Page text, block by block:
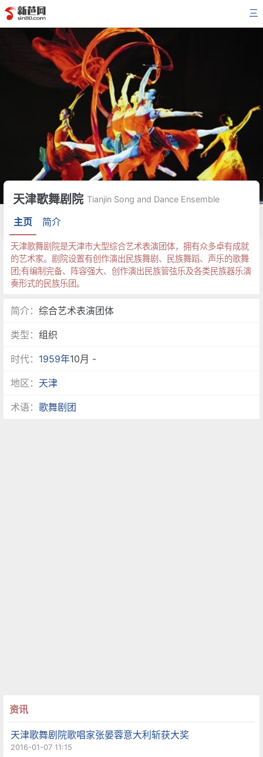
三
天津歌舞剧院 Tianjin Song and Dance Ensemble
主页 简介
天津歌舞剧院是天津市大型综合艺术表演团体，拥有众多卓有成就
的艺术家。剧院设置有创作演出民族舞剧、民族舞蹈、声乐的歌舞
团;有编制完备、阵容强大、创作演出民族管弦乐及各类民族器乐演
奏形式的民族乐团。
简介：综合艺术表演团体
类型：组织
时代： 1959年10月 -
地区： 天津
术语：歌舞剧团
资讯
天津歌舞剧院歌唱家张晏蓉意大利斩获大奖
2016-01-07 11:15